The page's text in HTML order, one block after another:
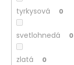
tyrkysová 0
svetlohnedá 0
zlatá 0